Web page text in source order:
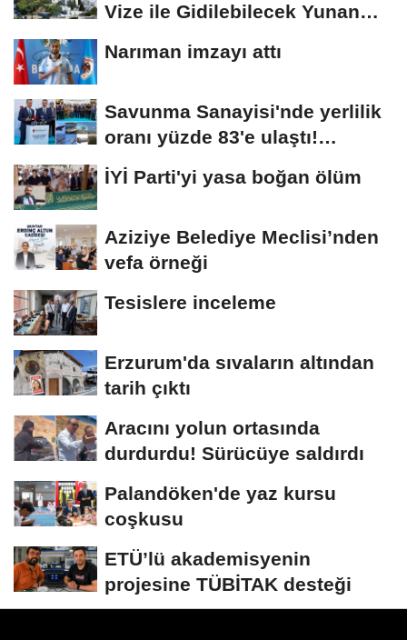
Vize ile Gidilebilecek Yunan
Narıman imzayı attı
Savunma Sanayisi'nde yerlilik
oranı yüzde 83'e ulaştı!
Erzurum da...
İYİ Parti'yi yasa boğan ölüm
Aziziye Belediye Meclisi’nden
vefa örneği
Tesislere inceleme
Erzurum'da sıvaların altından
tarih çıktı
Aracını yolun ortasında
durdurdu! Sürücüye saldırdı
Palandöken'de yaz kursu
coşkusu
ETÜ’lü akademisyenin
projesine TÜBİTAK desteği